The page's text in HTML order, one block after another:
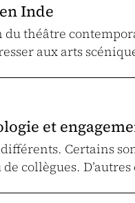
Inde
théâtre
aux arts
et
Certains
collègues.